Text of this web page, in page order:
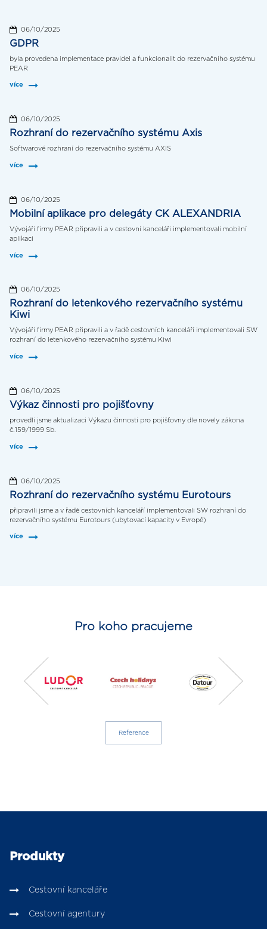
06/10/2025
GDPR
byla provedena implementace pravidel a funkcionalit do rezervačního systému
PEAR
více
06/10/2025
Rozhraní do rezervačního systému Axis
Softwarové rozhraní do rezervačního systému AXIS
více
06/10/2025
Mobilní aplikace pro delegáty CK ALEXANDRIA
Vývojáři firmy PEAR připravili a v cestovní kanceláři implementovali mobilní
aplikaci
více
06/10/2025
Rozhraní do letenkového rezervačního systému
Kiwi
Vývojáři firmy PEAR připravili a v řadě cestovních kanceláří implementovali SW
rozhraní do letenkového rezervačního systému Kiwi
více
06/10/2025
Výkaz činnosti pro pojišťovny
provedli jsme aktualizaci Výkazu činnosti pro pojišťovny dle novely zákona
č.159/1999 Sb.
více
06/10/2025
Rozhraní do rezervačního systému Eurotours
připravili jsme a v řadě cestovních kanceláří implementovali SW rozhraní do
rezervačního systému Eurotours (ubytovací kapacity v Evropě)
více
Pro koho pracujeme
Reference
Produkty
Cestovní kanceláře
Cestovní agentury